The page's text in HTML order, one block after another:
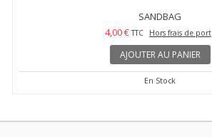
SANDBAG
4,00 € TTC Hors frais de port
AJOUTER AU PANIER
En Stock